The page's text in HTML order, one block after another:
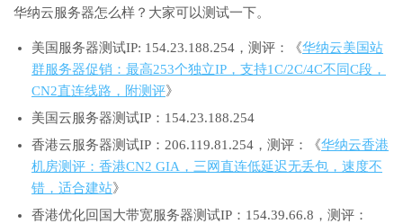
华纳云服务器怎么样？大家可以测试一下。
美国服务器测试IP: 154.23.188.254，测评：《华纳云美国站
群服务器促销：最高253个独立IP，支持1C/2C/4C不同C段，
CN2直连线路，附测评》
美国云服务器测试IP：154.23.188.254
香港云服务器测试IP：206.119.81.254，测评：《华纳云香港
机房测评：香港CN2 GIA，三网直连低延迟无丢包，速度不
错，适合建站》
香港优化回国大带宽服务器测试IP：154.39.66.8，测评：